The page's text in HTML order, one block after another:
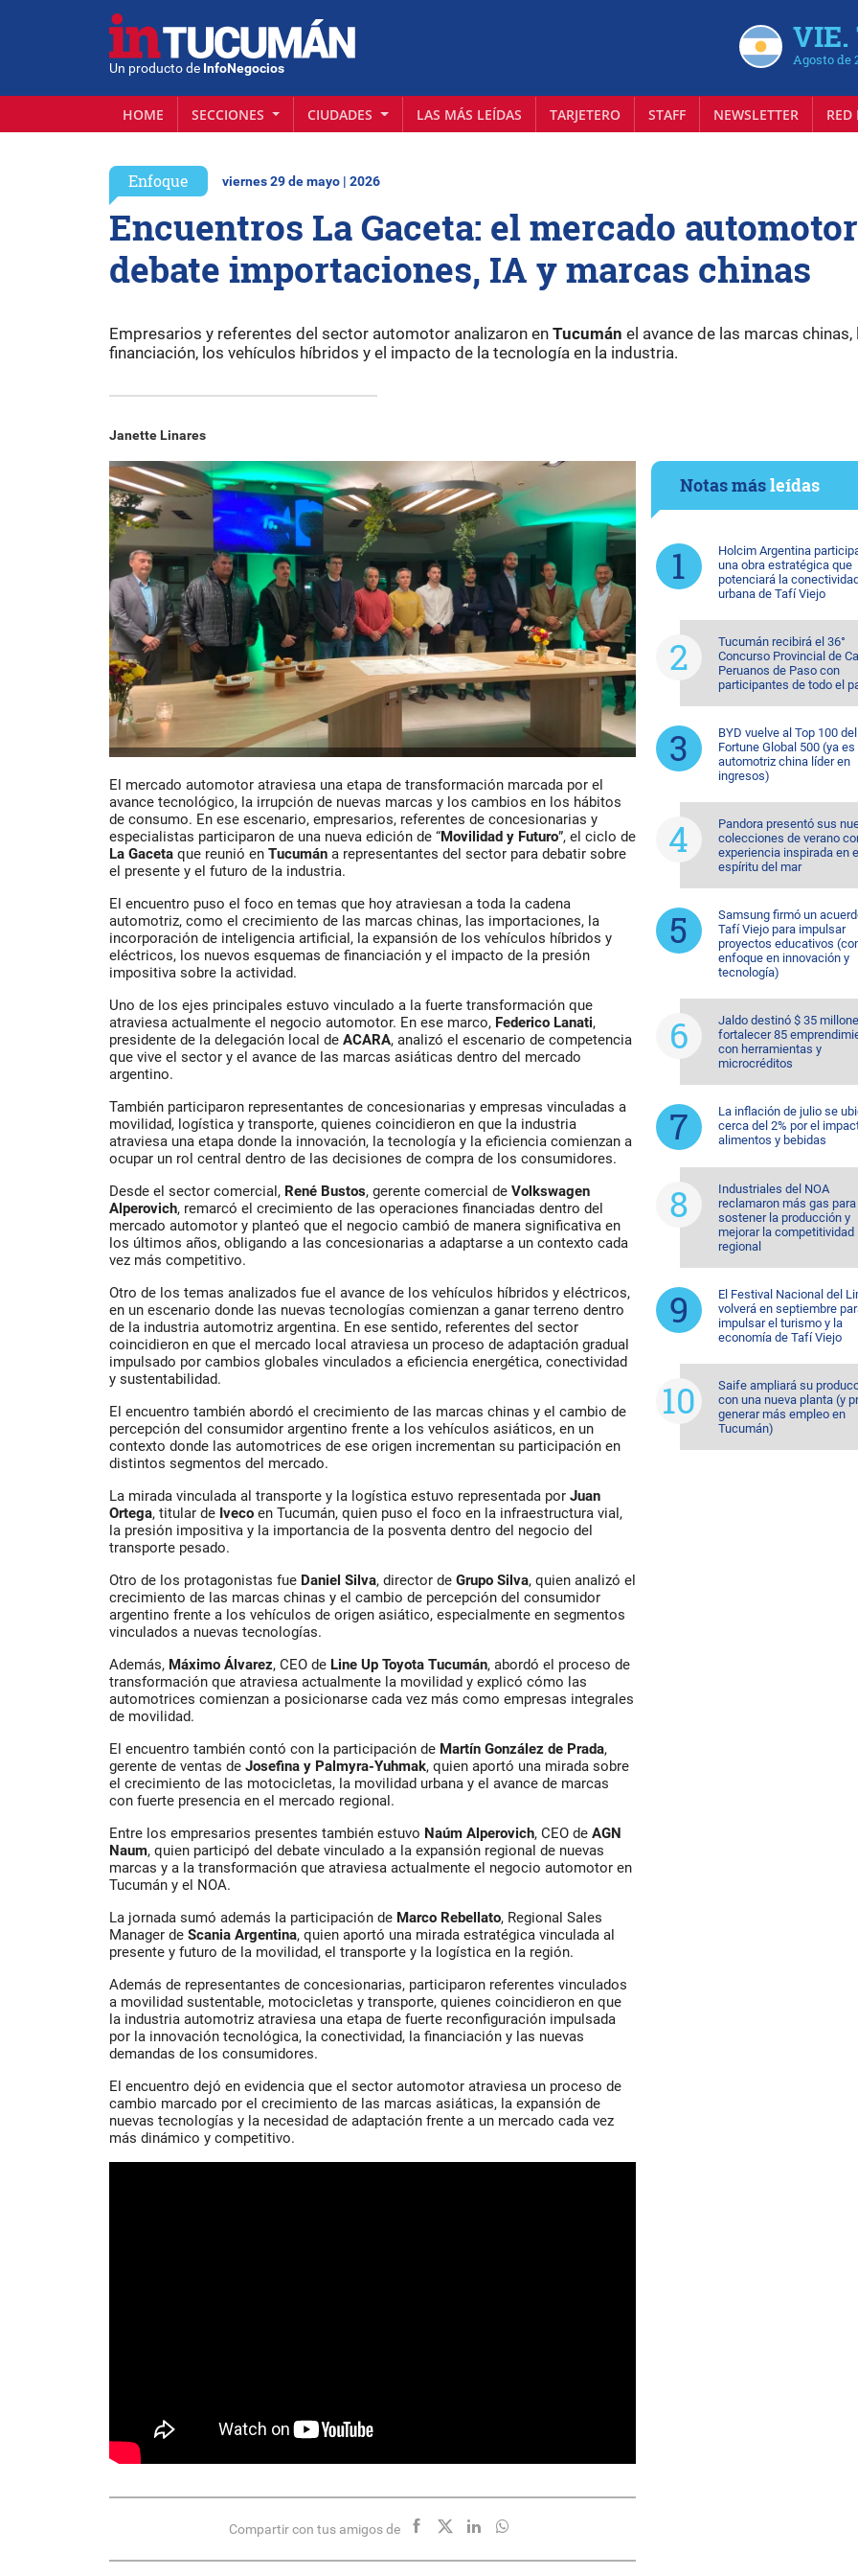
Un producto de InfoNegocios
VIE.
Agosto de
HOME SECCIONES CIUDADES LAS MÁS LEÍDAS TARJETERO STAFF NEWSLETTER RED
Enfoque viernes 29 de mayo | 2026
Encuentros La Gaceta: el mercado automotor
debate importaciones, IA y marcas chinas
Empresarios y referentes del sector automotor analizaron en Tucumán el avance de las marcas chinas,
financiación, los vehículos híbridos y el impacto de la tecnología en la industria.
Janette Linares
El mercado automotor atraviesa una etapa de transformación marcada por el
avance tecnológico, la irrupción de nuevas marcas y los cambios en los hábitos
de consumo. En ese escenario, empresarios, referentes de concesionarias y
especialistas participaron de una nueva edición de “Movilidad y Futuro”, el ciclo de
La Gaceta que reunió en Tucumán a representantes del sector para debatir sobre
el presente y el futuro de la industria.
El encuentro puso el foco en temas que hoy atraviesan a toda la cadena
automotriz, como el crecimiento de las marcas chinas, las importaciones, la
incorporación de inteligencia artificial, la expansión de los vehículos híbridos y
eléctricos, los nuevos esquemas de financiación y el impacto de la presión
impositiva sobre la actividad.
Uno de los ejes principales estuvo vinculado a la fuerte transformación que
atraviesa actualmente el negocio automotor. En ese marco, Federico Lanati,
presidente de la delegación local de ACARA, analizó el escenario de competencia
que vive el sector y el avance de las marcas asiáticas dentro del mercado
argentino.
También participaron representantes de concesionarias y empresas vinculadas a
movilidad, logística y transporte, quienes coincidieron en que la industria
atraviesa una etapa donde la innovación, la tecnología y la eficiencia comienzan a
ocupar un rol central dentro de las decisiones de compra de los consumidores.
Desde el sector comercial, René Bustos, gerente comercial de Volkswagen
Alperovich, remarcó el crecimiento de las operaciones financiadas dentro del
mercado automotor y planteó que el negocio cambió de manera significativa en
los últimos años, obligando a las concesionarias a adaptarse a un contexto cada
vez más competitivo.
Otro de los temas analizados fue el avance de los vehículos híbridos y eléctricos,
en un escenario donde las nuevas tecnologías comienzan a ganar terreno dentro
de la industria automotriz argentina. En ese sentido, referentes del sector
coincidieron en que el mercado local atraviesa un proceso de adaptación gradual
impulsado por cambios globales vinculados a eficiencia energética, conectividad
y sustentabilidad.
El encuentro también abordó el crecimiento de las marcas chinas y el cambio de
percepción del consumidor argentino frente a los vehículos asiáticos, en un
contexto donde las automotrices de ese origen incrementan su participación en
distintos segmentos del mercado.
La mirada vinculada al transporte y la logística estuvo representada por Juan
Ortega, titular de Iveco en Tucumán, quien puso el foco en la infraestructura vial,
la presión impositiva y la importancia de la posventa dentro del negocio del
transporte pesado.
Otro de los protagonistas fue Daniel Silva, director de Grupo Silva, quien analizó el
crecimiento de las marcas chinas y el cambio de percepción del consumidor
argentino frente a los vehículos de origen asiático, especialmente en segmentos
vinculados a nuevas tecnologías.
Además, Máximo Álvarez, CEO de Line Up Toyota Tucumán, abordó el proceso de
transformación que atraviesa actualmente la movilidad y explicó cómo las
automotrices comienzan a posicionarse cada vez más como empresas integrales
de movilidad.
El encuentro también contó con la participación de Martín González de Prada,
gerente de ventas de Josefina y Palmyra-Yuhmak, quien aportó una mirada sobre
el crecimiento de las motocicletas, la movilidad urbana y el avance de marcas
con fuerte presencia en el mercado regional.
Entre los empresarios presentes también estuvo Naúm Alperovich, CEO de AGN
Naum, quien participó del debate vinculado a la expansión regional de nuevas
marcas y a la transformación que atraviesa actualmente el negocio automotor en
Tucumán y el NOA.
La jornada sumó además la participación de Marco Rebellato, Regional Sales
Manager de Scania Argentina, quien aportó una mirada estratégica vinculada al
presente y futuro de la movilidad, el transporte y la logística en la región.
Además de representantes de concesionarias, participaron referentes vinculados
a movilidad sustentable, motocicletas y transporte, quienes coincidieron en que
la industria automotriz atraviesa una etapa de fuerte reconfiguración impulsada
por la innovación tecnológica, la conectividad, la financiación y las nuevas
demandas de los consumidores.
El encuentro dejó en evidencia que el sector automotor atraviesa un proceso de
cambio marcado por el crecimiento de las marcas asiáticas, la expansión de
nuevas tecnologías y la necesidad de adaptación frente a un mercado cada vez
más dinámico y competitivo.
Compartir con tus amigos de
Notas másleídas
Holcim Argentina
una obra estratégica que
potenciará la conectividad
urbana de Tafí Viejo
Tucumán recibirá el 36°
Concurso Provincial de
Peruanos de Paso con
participantes de todo el
BYD vuelve al Top 100 del
Fortune Global 500 (ya es
automotriz china líder en
ingresos)
Pandora presentó sus
colecciones de verano
experiencia inspirada en el
espíritu del mar
Samsung firmó un
Tafí Viejo para impulsar
proyectos educativos
enfoque en innovación y
tecnología)
Jaldo destinó $ 35
fortalecer 85
con herramientas y
microcréditos
La inflación de julio se
cerca del 2% por el
alimentos y bebidas
Industriales del NOA
reclamaron más gas para
sostener la producción y
mejorar la competitividad
regional
El Festival Nacional del
volverá en septiembre
impulsar el turismo y la
economía de Tafí Viejo
Saife ampliará su
con una nueva planta (y
generar más empleo en
Tucumán)